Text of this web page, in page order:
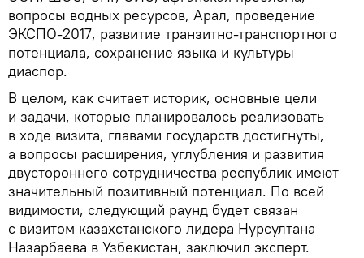
вопросы водных ресурсов, Арал, проведение
ЭКСПО-2017, развитие транзитно-транспортного
потенциала, сохранение языка и культуры
диаспор.
В целом, как считает историк, основные цели
и задачи, которые планировалось реализовать
в ходе визита, главами государств достигнуты,
а вопросы расширения, углубления и развития
двустороннего сотрудничества республик имеют
значительный позитивный потенциал. По всей
видимости, следующий раунд будет связан
с визитом казахстанского лидера Нурсултана
Назарбаева в Узбекистан, заключил эксперт.